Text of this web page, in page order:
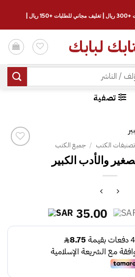
تصفية
تصنيفات الكتب / جميع الكتب
والأدب الكبير
السعر
الأصلي
هو:
40.00.
35.00 السعر
الحالي
ريال |